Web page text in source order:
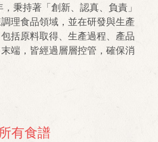
秉持著「創新、認真、負責」
理食品領域，並在研發與生產
括原料取得、生產過程、產品
端，皆經過層層控管，確保消
所有食譜